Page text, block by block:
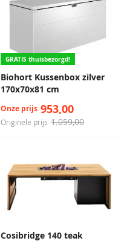
GRATIS thuisbezorgd!
Biohort Kussenbox zilver
170x70x81 cm
Originele prijs 1.059,00
Onze prijs 953,00
Cosibridge 140 teak